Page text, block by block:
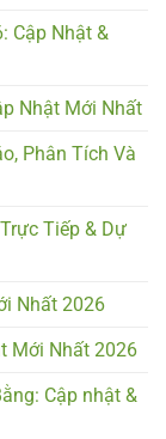
Cập Nhật &
Nhật Mới Nhất
Phân Tích Và
Tiếp & Dự
Nhất 2026
Mới Nhất 2026
Cập nhật &